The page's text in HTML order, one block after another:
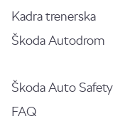
Kadra trenerska
Škoda Autodrom
Škoda Auto Safety
FAQ